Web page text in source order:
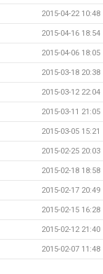
2015-04-22 10:48
2015-04-16 18:54
2015-04-06 18:05
2015-03-18 20:38
2015-03-12 22:04
2015-03-11 21:05
2015-03-05 15:21
2015-02-25 20:03
2015-02-18 18:58
2015-02-17 20:49
2015-02-15 16:28
2015-02-12 21:40
2015-02-07 11:48